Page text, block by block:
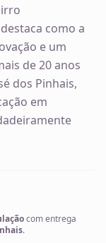
como a
e um
de 20 anos
dos Pinhais,
em
com entrega
.